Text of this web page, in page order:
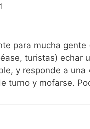
para mucha gente
turistas) echar
y responde a una
turno y mofarse.